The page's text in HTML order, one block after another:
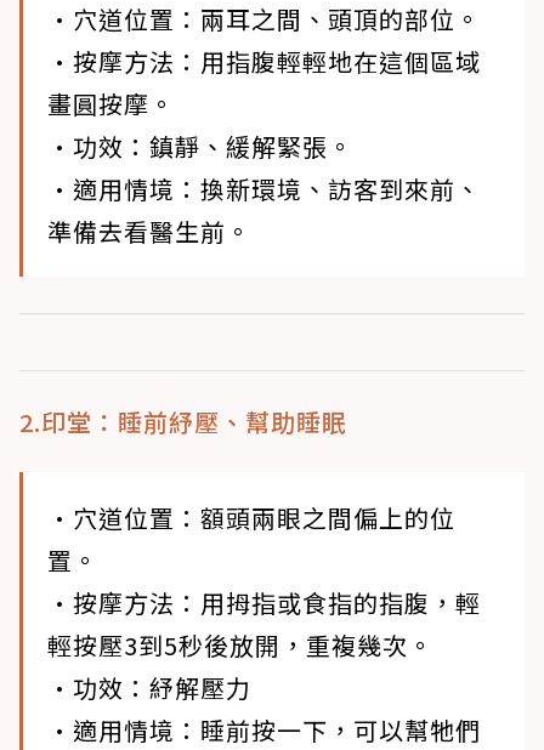
•穴道位置 ：兩耳之間、頭頂的部位。
•按摩方法 ：用指腹輕輕地在這個區域
畫圓按摩。
•功效 ：鎮靜、緩解緊張。
•適用情境 ：換新環境、訪客到來前、
準備去看醫生前。
2.印堂：睡前紓壓、幫助睡眠
•穴道位置 ：額頭兩眼之間偏上的位
置。
•按摩方法 ：用拇指或食指的指腹，輕
輕按壓3到5秒後放開，重複幾次。
•功效 ：紓解壓力
•適用情境 ：睡前按一下，可以幫牠們